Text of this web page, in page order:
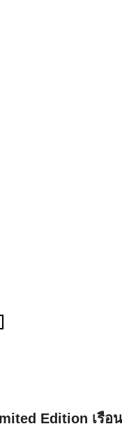
Edition เรือ